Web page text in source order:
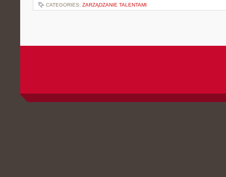
CATEGORIES: ZARZĄDZANIE TALENTAMI